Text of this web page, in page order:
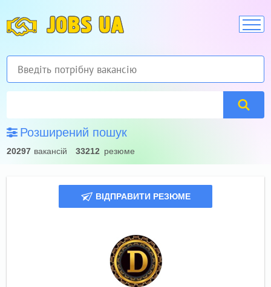
JOBS UA
Розширений пошук
20297 вакансій 33212 резюме
ВІДПРАВИТИ РЕЗЮМЕ